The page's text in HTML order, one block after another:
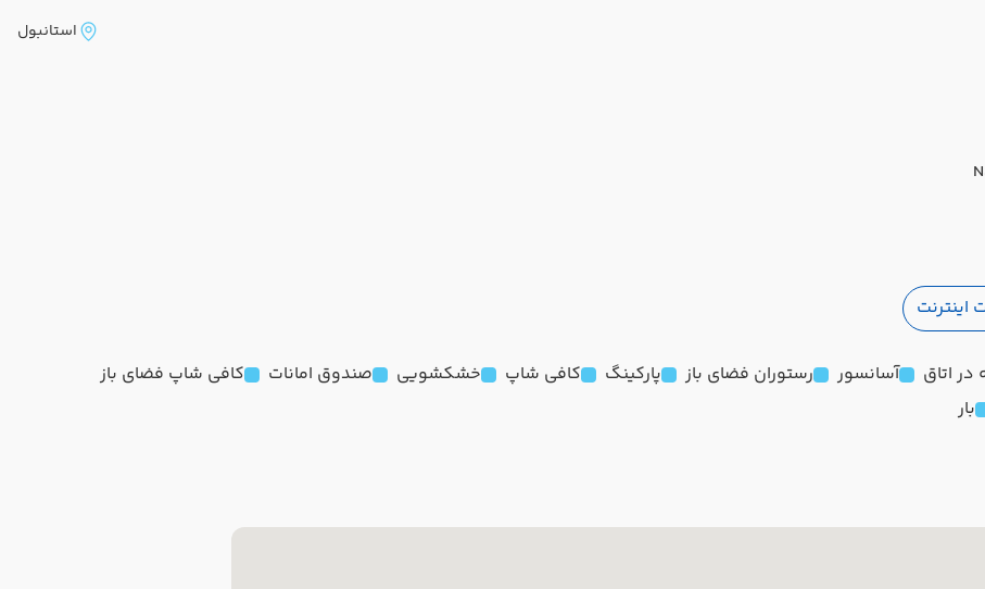
استانبول
اینترنت
آسانسور رستوران فضای باز پارکینگ کافی شاپ خشکشویی صندوق امانات
کافی شاپ فضای باز
بار